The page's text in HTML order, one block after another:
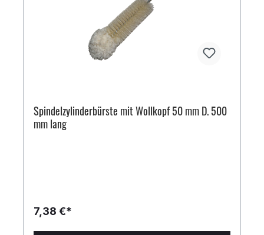
Spindelzylinderbürste mit Wollkopf 50 mm D. 500
mm lang
7,38 €*